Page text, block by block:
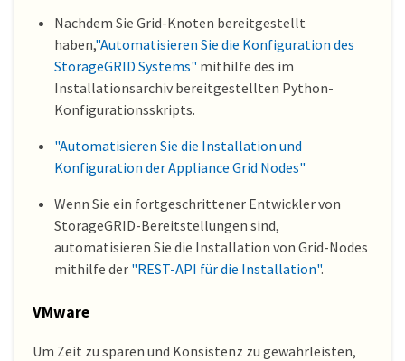
Nachdem Sie Grid-Knoten bereitgestellt
haben,"Automatisieren Sie die Konfiguration des
StorageGRID Systems" mithilfe des im
Installationsarchiv bereitgestellten Python-
Konfigurationsskripts.
"Automatisieren Sie die Installation und
Konfiguration der Appliance Grid Nodes"
Wenn Sie ein fortgeschrittener Entwickler von
StorageGRID-Bereitstellungen sind,
automatisieren Sie die Installation von Grid-Nodes
mithilfe der "REST-API für die Installation".
VMware
Um Zeit zu sparen und Konsistenz zu gewährleisten,